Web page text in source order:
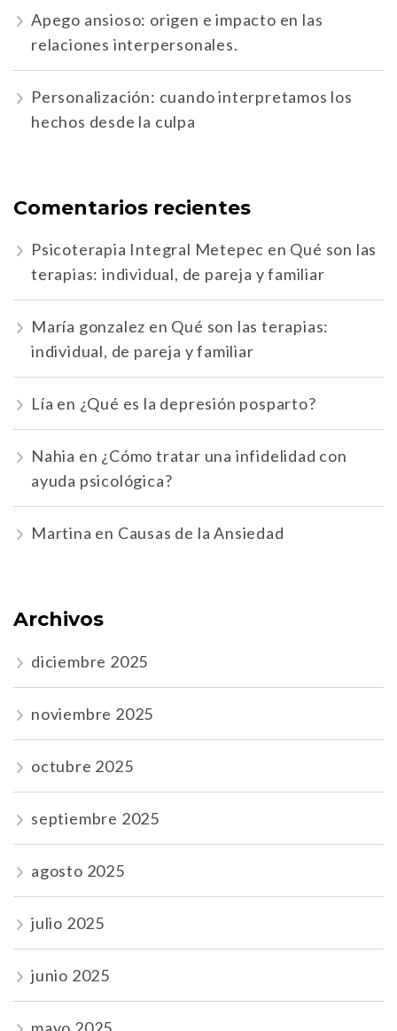
Apego ansioso: origen e impacto en las
relaciones interpersonales.
Personalización: cuando interpretamos los
hechos desde la culpa
Comentarios recientes
Psicoterapia Integral Metepec en Qué son las
terapias: individual, de pareja y familiar
María gonzalez en Qué son las terapias:
individual, de pareja y familiar
Lía en ¿Qué es la depresión posparto?
Nahia en ¿Cómo tratar una infidelidad con
ayuda psicológica?
Martina en Causas de la Ansiedad
Archivos
diciembre 2025
noviembre 2025
octubre 2025
septiembre 2025
agosto 2025
julio 2025
junio 2025